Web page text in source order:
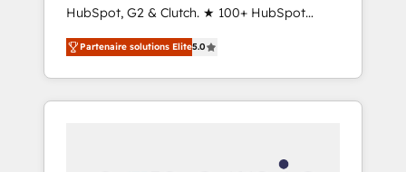
HubSpot, G2 & Clutch. ★ 100+ HubSpot
Certified Experts & Trainers across the team
★ 1,500+ implementations across five
continents ★ AI-First, RevOps-led,
Onboarding obsessed ★ Company of the
engine. We onboard your team, migrate your
Partenaire solutions Elite5.0